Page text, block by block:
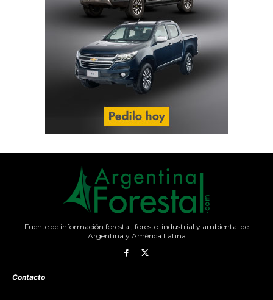
Fuente de información forestal, foresto-industrial y ambiental de
Argentina y América Latina
Contacto